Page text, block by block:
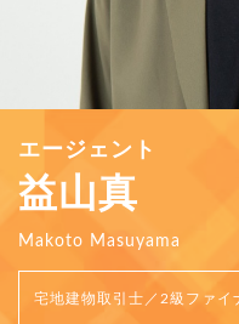
エージェント
益山真
Makoto Masuyama
宅地建物取引士／2級ファイ